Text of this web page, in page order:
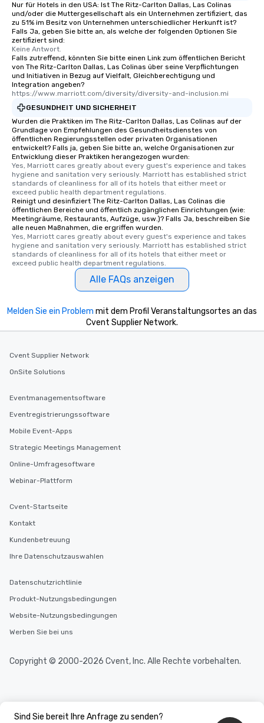
Nur für Hotels in den USA: Ist The Ritz-Carlton Dallas, Las Colinas
und/oder die Muttergesellschaft als ein Unternehmen zertifiziert, das
zu 51% im Besitz von Unternehmen unterschiedlicher Herkunft ist?
Falls Ja, geben Sie bitte an, als welche der folgenden Optionen Sie
zertifiziert sind:
Keine Antwort.
Falls zutreffend, könnten Sie bitte einen Link zum öffentlichen Bericht
von The Ritz-Carlton Dallas, Las Colinas über seine Verpflichtungen
und Initiativen in Bezug auf Vielfalt, Gleichberechtigung und
Integration angeben?
https://www.marriott.com/diversity/diversity-and-inclusion.mi
GESUNDHEIT UND SICHERHEIT
Wurden die Praktiken im The Ritz-Carlton Dallas, Las Colinas auf der
Grundlage von Empfehlungen des Gesundheitsdienstes von
öffentlichen Regierungsstellen oder privaten Organisationen
entwickelt? Falls ja, geben Sie bitte an, welche Organisationen zur
Entwicklung dieser Praktiken herangezogen wurden:
Yes, Marriott cares greatly about every guest's experience and takes
hygiene and sanitation very seriously. Marriott has established strict
standards of cleanliness for all of its hotels that either meet or
exceed public health department regulations.
Reinigt und desinfiziert The Ritz-Carlton Dallas, Las Colinas die
öffentlichen Bereiche und öffentlich zugänglichen Einrichtungen (wie:
Meetingräume, Restaurants, Aufzüge, usw.)? Falls Ja, beschreiben Sie
alle neuen Maßnahmen, die ergriffen wurden.
Yes, Marriott cares greatly about every guest's experience and takes
hygiene and sanitation very seriously. Marriott has established strict
standards of cleanliness for all of its hotels that either meet or
exceed public health department regulations.
Alle FAQs anzeigen
Sind Sie bereit Ihre Anfrage zu senden?
Melden Sie ein Problem mit dem Profil Veranstaltungsortes an das
Cvent Supplier Network.
Cvent Supplier Network
OnSite Solutions
Eventmanagementsoftware
Eventregistrierungssoftware
Mobile Event-Apps
Strategic Meetings Management
Online-Umfragesoftware
Webinar-Plattform
Cvent-Startseite
Kontakt
Kundenbetreuung
Ihre Datenschutzauswahlen
Datenschutzrichtlinie
Produkt-Nutzungsbedingungen
Website-Nutzungsbedingungen
Werben Sie bei uns
Copyright © 2000-2026 Cvent, Inc. Alle Rechte vorbehalten.